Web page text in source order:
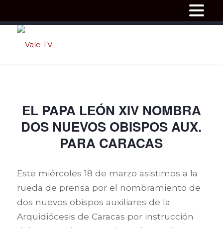
EL PAPA LEÓN XIV NOMBRA
DOS NUEVOS OBISPOS AUX.
PARA CARACAS
Este miércoles 18 de marzo asistimos a la
rueda de prensa por el nombramiento de
dos nuevos obispos auxiliares de la
Arquidiócesis de Caracas por instrucción